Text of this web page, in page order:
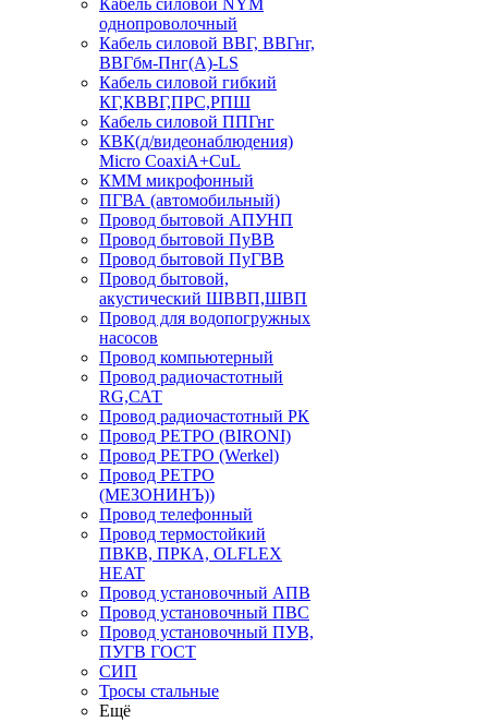
Кабель силовой NYM
однопроволочный
Кабель силовой ВВГ, ВВГнг,
ВВГбм-Пнг(А)-LS
Кабель силовой гибкий
КГ,КВВГ,ПРС,РПШ
Кабель силовой ППГнг
КВК(д/видеонаблюдения)
Micro CoaxiA+CuL
КММ микрофонный
ПГВА (автомобильный)
Провод бытовой АПУНП
Провод бытовой ПуВВ
Провод бытовой ПуГВВ
Провод бытовой,
акустический ШВВП,ШВП
Провод для водопогружных
насосов
Провод компьютерный
Провод радиочастотный
RG,САТ
Провод радиочастотный РК
Провод РЕТРО (BIRONI)
Провод РЕТРО (Werkel)
Провод РЕТРО
(МЕЗОНИНЪ))
Провод телефонный
Провод термостойкий
ПВКВ, ПРКА, OLFLEX
HEAT
Провод установочный АПВ
Провод установочный ПВС
Провод установочный ПУВ,
ПУГВ ГОСТ
СИП
Тросы стальные
Ещё